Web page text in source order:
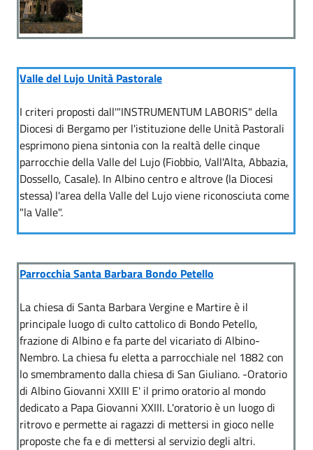
Valle del Lujo Unità Pastorale
I criteri proposti dall'"INSTRUMENTUM LABORIS" della
Diocesi di Bergamo per l'istituzione delle Unità Pastorali
esprimono piena sintonia con la realtà delle cinque
parrocchie della Valle del Lujo (Fiobbio, Vall'Alta, Abbazia,
Dossello, Casale). In Albino centro e altrove (la Diocesi
stessa) l'area della Valle del Lujo viene riconosciuta come
"la Valle".
Parrocchia Santa Barbara Bondo Petello
La chiesa di Santa Barbara Vergine e Martire è il
principale luogo di culto cattolico di Bondo Petello,
frazione di Albino e fa parte del vicariato di Albino-
Nembro. La chiesa fu eletta a parrocchiale nel 1882 con
lo smembramento dalla chiesa di San Giuliano. -Oratorio
di Albino Giovanni XXIII E' il primo oratorio al mondo
dedicato a Papa Giovanni XXIII. L'oratorio è un luogo di
ritrovo e permette ai ragazzi di mettersi in gioco nelle
proposte che fa e di mettersi al servizio degli altri.